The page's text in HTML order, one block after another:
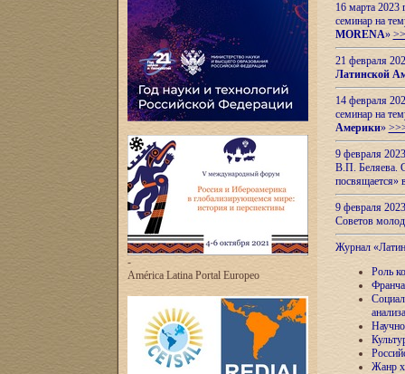
-
América Latina Portal Europeo
16 марта 2023
семинар на
MORENA»
21 февраля
Латинской
14 февраля
семинар на
Америки»
9 февраля
В.П. Беляева.
посвящается»
9 февраля
Советов
Журнал
Роль
анализа
Жанр